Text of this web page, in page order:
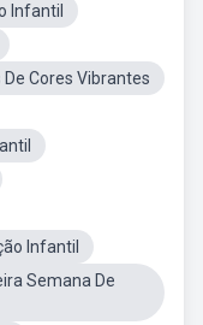
Infantil
Cores Vibrantes
Infantil
Semana De